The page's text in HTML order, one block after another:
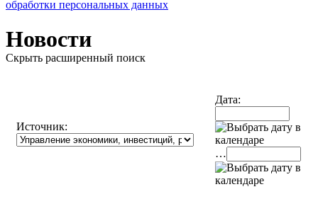
обработки персональных данных
Новости
Скрыть расширенный поиск
Источник:
Дата:
…